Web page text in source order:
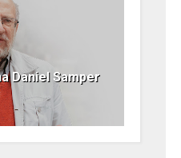
Daniel Samper